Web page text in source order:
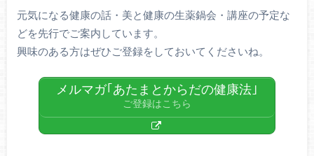
元気になる健康の話・美と健康の生薬鍋会・講座の予定な
どを先行でご案内しています。
興味のある方はぜひご登録をしておいてくださいね。
メルマガ｢あたまとからだの健康法｣
ご登録はこちら